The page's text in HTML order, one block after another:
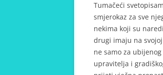
Tumačeći
smjerokaz za sve
nekima koji su
drugi imaju na
ne samo za
upravitelja i